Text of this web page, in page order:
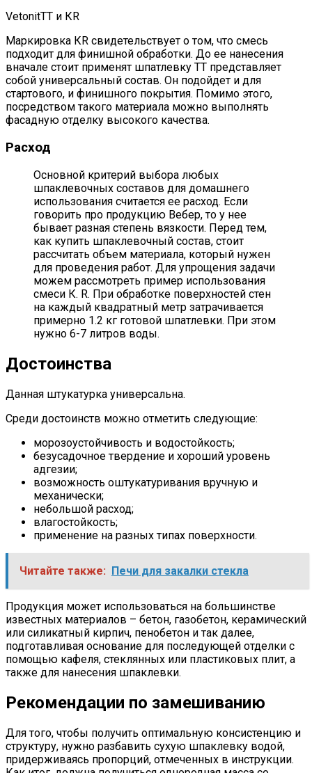
VetonitТТ и КR
Маркировка КR свидетельствует о том, что смесь
подходит для финишной обработки. До ее нанесения
вначале стоит применят шпатлевку ТТ представляет
собой универсальный состав. Он подойдет и для
стартового, и финишного покрытия. Помимо этого,
посредством такого материала можно выполнять
фасадную отделку высокого качества.
Расход
Основной критерий выбора любых
шпаклевочных составов для домашнего
использования считается ее расход. Если
говорить про продукцию Вебер, то у нее
бывает разная степень вязкости. Перед тем,
как купить шпаклевочный состав, стоит
рассчитать объем материала, который нужен
для проведения работ. Для упрощения задачи
можем рассмотреть пример использования
смеси К. R. При обработке поверхностей стен
на каждый квадратный метр затрачивается
примерно 1.2 кг готовой шпатлевки. При этом
нужно 6-7 литров воды.
Достоинства
Данная штукатурка универсальна.
Среди достоинств можно отметить следующие:
морозоустойчивость и водостойкость;
безусадочное твердение и хороший уровень
адгезии;
возможность оштукатуривания вручную и
механически;
небольшой расход;
влагостойкость;
применение на разных типах поверхности.
Читайте также: Печи для закалки стекла
Продукция может использоваться на большинстве
известных материалов – бетон, газобетон, керамический
или силикатный кирпич, пенобетон и так далее,
подготавливая основание для последующей отделки с
помощью кафеля, стеклянных или пластиковых плит, а
также для нанесения шпаклевки.
Рекомендации по замешиванию
Для того, чтобы получить оптимальную консистенцию и
структуру, нужно разбавить сухую шпаклевку водой,
придерживаясь пропорций, отмеченных в инструкции.